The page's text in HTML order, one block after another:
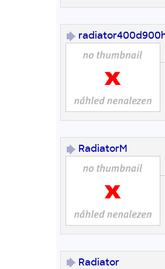
RadiatorM
Radiator